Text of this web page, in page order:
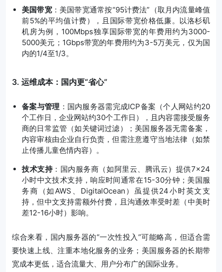
美国带宽：美国带宽通常按“95计费法”（取月内流量峰值
前5%的平均值计费），且国际带宽价格低廉。以洛杉矶
机房为例，100Mbps独享国际带宽的年费用约为3000-
5000美元；1Gbps带宽的年费用约为3-5万美元，仅为国
内的1/4至1/3。
3. 运维成本：国内更“省心”
备案与管理 ：国内服务器需完成ICP备案（个人网站约20
个工作日，企业网站约30个工作日），且内容需接受服务
商的日常监管（如关键词过滤）；美国服务器无需备案，
内容审核由企业自行负责，但需注意遵守当地法律（如禁
止传播儿童色情内容）。
技术支持：国内服务商（如阿里云、腾讯云）提供7×24
小时中文技术支持，响应时间通常在15-30分钟；美国服
务商（如AWS、DigitalOcean）虽提供24小时英文支
持，但中文支持需额外付费，且沟通效率受时差（中美时
差12-16小时）影响。
综合来看，国内服务器的“一次性投入”可能略高，但适合需
要快速上线、注重本地化服务的业务；美国服务器的长期带
宽成本更低，适合流量大、用户分布广的国际业务。